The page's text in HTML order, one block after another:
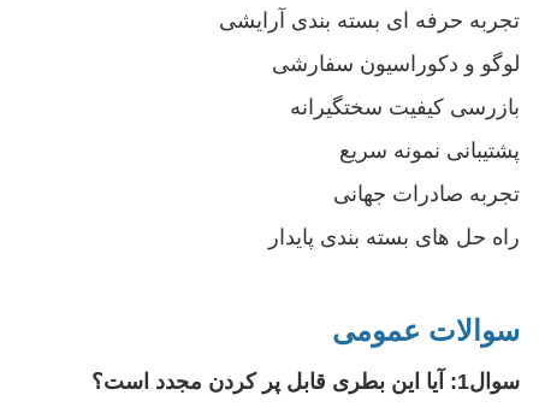
تجربه حرفه ای بسته بندی آرایشی
لوگو و دکوراسیون سفارشی
بازرسی کیفیت سختگیرانه
پشتیبانی نمونه سریع
تجربه صادرات جهانی
راه حل های بسته بندی پایدار
سوالات عمومی
سوال1: آیا این بطری قابل پر کردن مجدد است؟